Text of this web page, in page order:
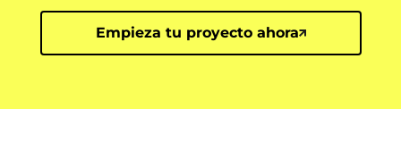
Empieza tu proyecto ahora